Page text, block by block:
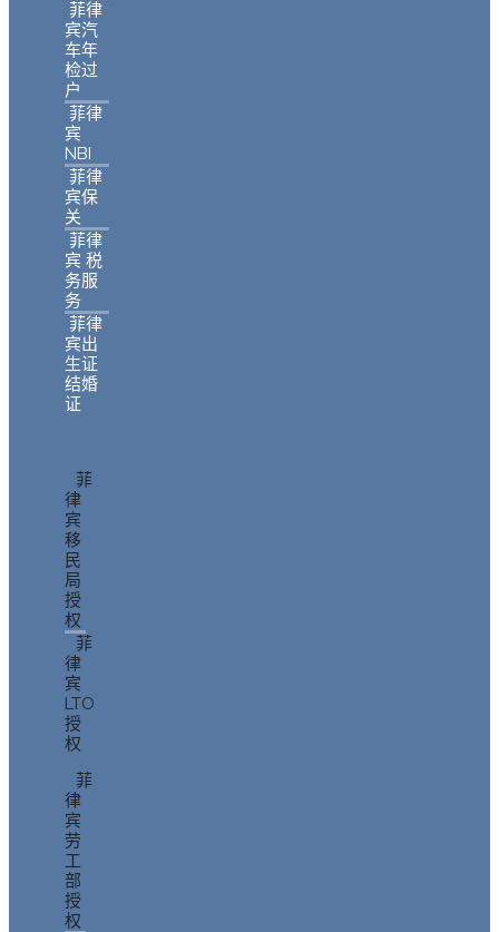
菲律
宾汽
车年
检过
户
菲律
宾
NBI
菲律
宾保
关
菲律
宾 税
务服
务
菲律
宾出
生证
结婚
证
菲
律
宾
移
民
局
授
权
菲
律
宾
LTO
授
权
菲
律
宾
劳
工
部
授
权